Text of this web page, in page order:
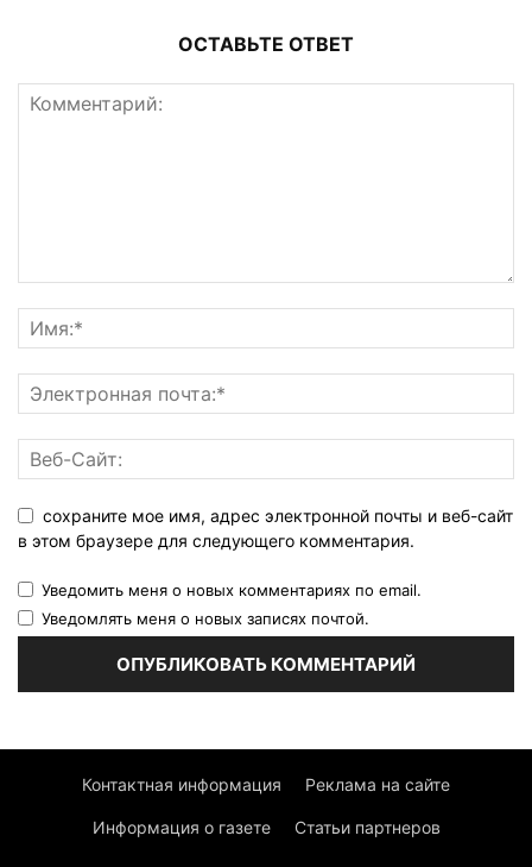
ОСТАВЬТЕ ОТВЕТ
сохраните мое имя, адрес электронной почты и веб-сайт
в этом браузере для следующего комментария.
Уведомить меня о новых комментариях по email.
Уведомлять меня о новых записях почтой.
Контактная информация Реклама на сайте
Информация о газете Статьи партнеров